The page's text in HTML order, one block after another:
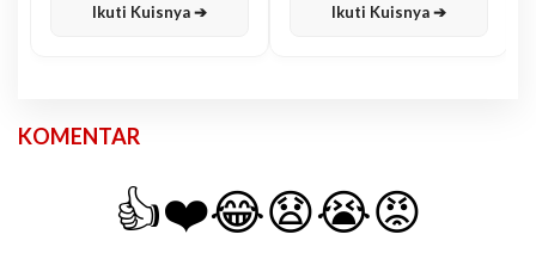
Ikuti Kuisnya ➔ Ikuti Kuisnya ➔
KOMENTAR
👍❤️😂😧😭😡